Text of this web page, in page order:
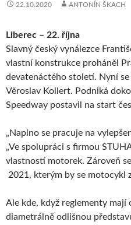
22.10.2020 ANTONÍN ŠKACH
Liberec – 22. října
Slavný český vynálezce
vlastní konstrukce proháněl
devatenáctého století. Nyní
Věroslav Kollert. Podniká
Speedway postavil na start
„Naplno se pracuje na
„Ve spolupráci s firmou
vlastností motorek. Zároveň
2021, kterým by se motocykl
Ale kde, když reglementy
diametrálně odlišnou